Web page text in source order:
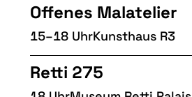
Offenes Malatelier
15–18 UhrKunsthaus R3
Retti 275